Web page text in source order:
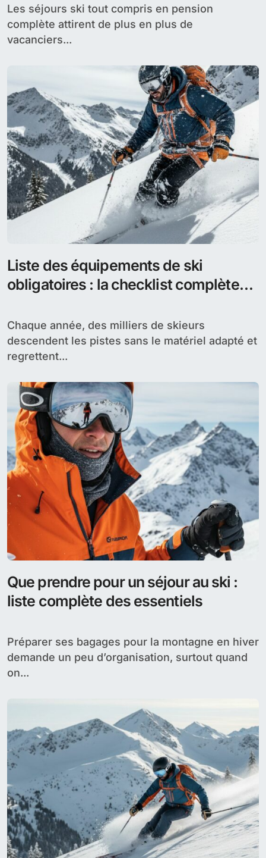
Les séjours ski tout compris en pension
complète attirent de plus en plus de
vacanciers...
Liste des équipements de ski
obligatoires : la checklist complète
Chaque année, des milliers de skieurs
descendent les pistes sans le matériel adapté et
regrettent...
Que prendre pour un séjour au ski :
liste complète des essentiels
Préparer ses bagages pour la montagne en hiver
demande un peu d’organisation, surtout quand
on...